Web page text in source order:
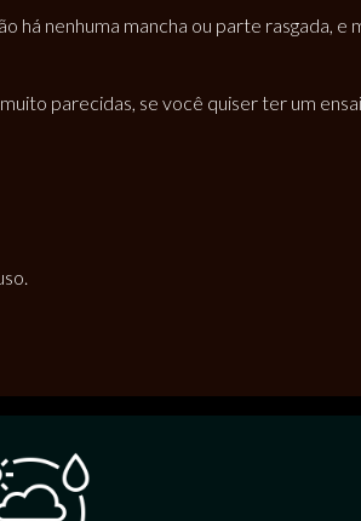
há nenhuma mancha ou parte rasgada,
parecidas, se você quiser ter um